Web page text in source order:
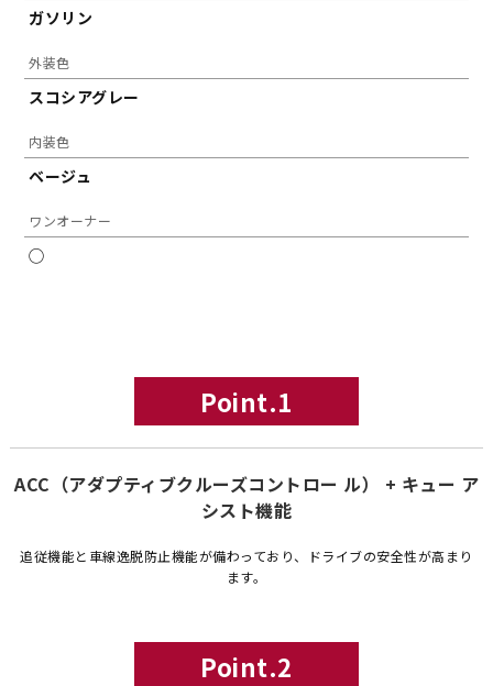
ガソリン
外装色
スコシアグレー
内装色
ベージュ
ワンオーナー
◯
Point.1
ACC（アダプティブクルーズコントロー ル） + キュー ア
シスト機能
追従機能と車線逸脱防止機能が備わっており、ドライブの安全性が高まり
ます。
Point.2